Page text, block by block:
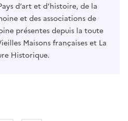
d’art et d’histoire, de la
et des associations de
présentes depuis la toute
Maisons françaises et La
Historique.